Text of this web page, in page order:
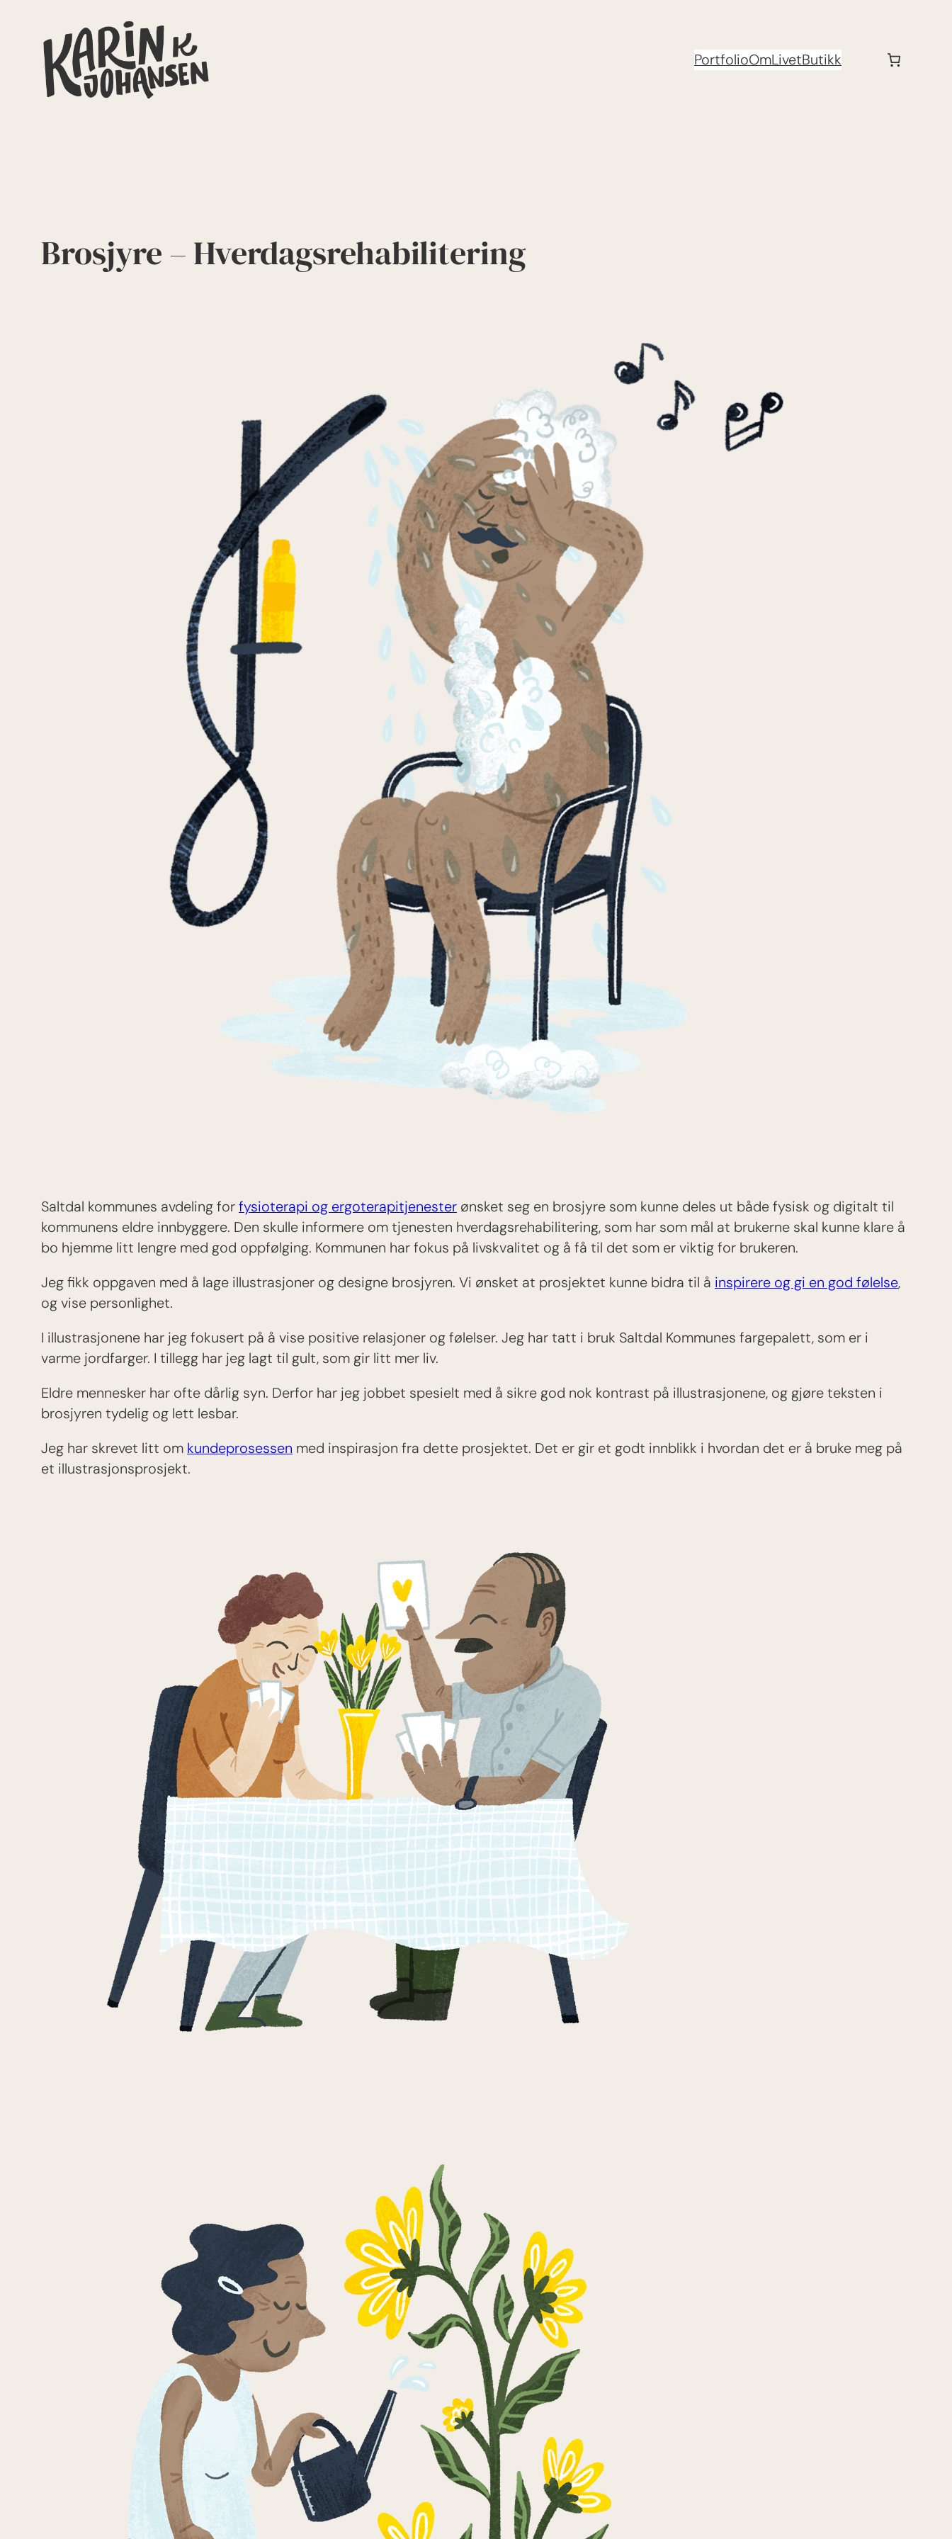
innhold
PortfolioOmLivetButikk
Brosjyre – Hverdags­rehabilitering
Saltdal kommunes avdeling forfysioterapi og ergoterapitjenester ønsket seg en brosjyre som kunne deles ut både fysisk og digitalt til
kommunens eldre innbyggere. Den skulle informere om tjenesten hverdagsrehabilitering, som har som mål at brukerne skal kunne klare å
bo hjemme litt lengre med god oppfølging. Kommunen har fokus på livskvalitet og å få til det som er viktig for brukeren.
Jeg fikk oppgaven med å lage illustrasjoner og designe brosjyren. Vi ønsket at prosjektet kunne bidra til å inspirere og gi en god følelse,
og vise personlighet.
I illustrasjonene har jeg fokusert på å vise positive relasjoner og følelser. Jeg har tatt i bruk Saltdal Kommunes fargepalett, som er i
varme jordfarger. I tillegg har jeg lagt til gult, som gir litt mer liv.
Eldre mennesker har ofte dårlig syn. Derfor har jeg jobbet spesielt med å sikre god nok kontrast på illustrasjonene, og gjøre teksten i
brosjyren tydelig og lett lesbar.
Jeg har skrevet litt om kundeprosessen med inspirasjon fra dette prosjektet. Det er gir et godt innblikk i hvordan det er å bruke meg på
et illustrasjonsprosjekt.